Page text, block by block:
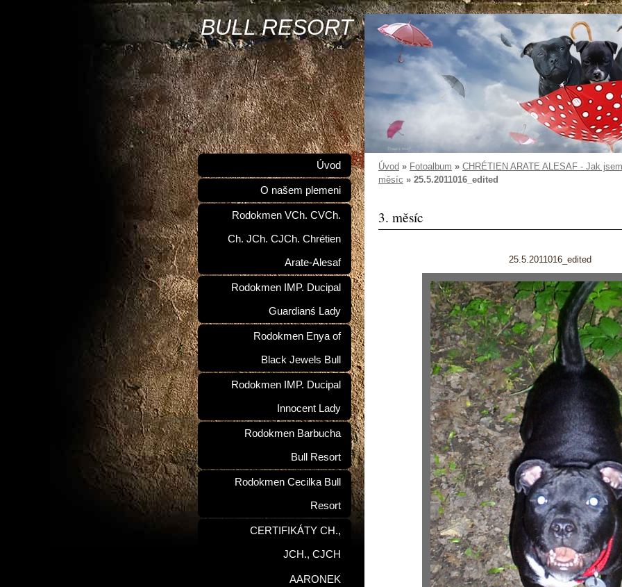
BULL RESORT
Úvod » Fotoalbum » CHRÉTIEN ARATE ALESAF - Jak
měsíc » 25.5.2011016_edited
3. měsíc
25.5.2011016_edited
Úvod
O našem plemeni
Rodokmen VCh. CVCh.
Ch. JCh. CJCh. Chrétien
Arate-Alesaf
Rodokmen IMP. Ducipal
Guardianś Lady
Rodokmen Enya of
Black Jewels Bull
Rodokmen IMP. Ducipal
Innocent Lady
Rodokmen Barbucha
Bull Resort
Rodokmen Cecilka Bull
Resort
CERTIFIKÁTY CH.,
JCH., CJCH
AARONEK